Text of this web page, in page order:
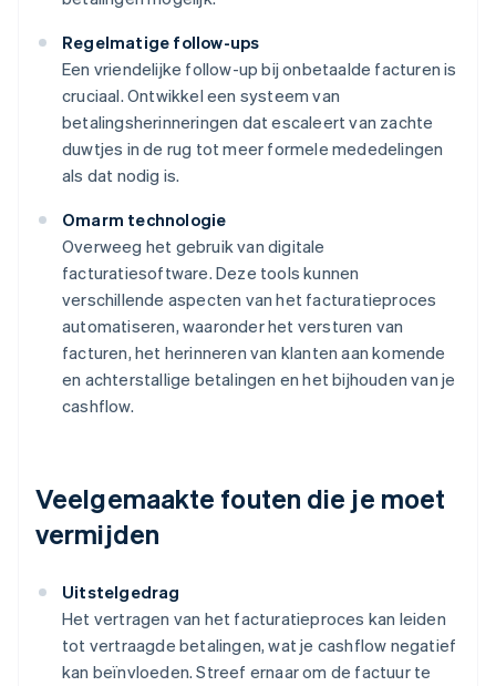
Regelmatige follow-ups
Een vriendelijke follow-up bij onbetaalde facturen is
cruciaal. Ontwikkel een systeem van
betalingsherinneringen dat escaleert van zachte
duwtjes in de rug tot meer formele mededelingen
als dat nodig is.
Omarm technologie
Overweeg het gebruik van digitale
facturatiesoftware. Deze tools kunnen
verschillende aspecten van het facturatieproces
automatiseren, waaronder het versturen van
facturen, het herinneren van klanten aan komende
en achterstallige betalingen en het bijhouden van je
cashflow.
Veelgemaakte fouten die je moet
vermijden
Uitstelgedrag
Het vertragen van het facturatieproces kan leiden
tot vertraagde betalingen, wat je cashflow negatief
kan beïnvloeden. Streef ernaar om de factuur te